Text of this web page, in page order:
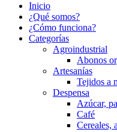
Inicio
¿Qué somos?
¿Cómo funciona?
Categorías
Agroindustrial
Abonos
Artesanías
Tejidos a
Despensa
Azúcar,
Café
Cereales,